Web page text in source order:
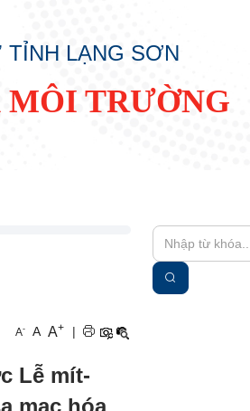
LẠNG SƠN
MÔI TRƯỜNG
A- A A+ |
Lễ mít-
mạc hóa